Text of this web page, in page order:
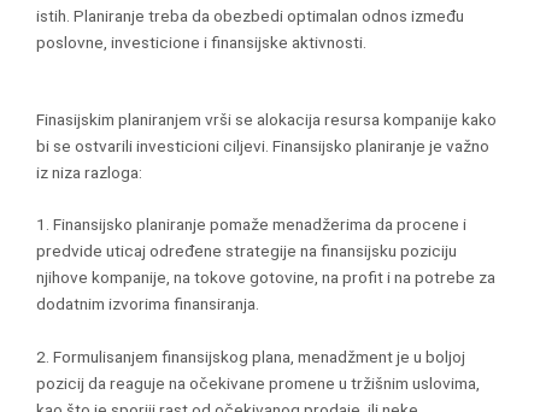
istih. Planiranje treba da obezbedi optimalan odnos između
poslovne, investicione i finansijske aktivnosti.
Finasijskim planiranjem vrši se alokacija resursa kompanije kako
bi se ostvarili investicioni ciljevi. Finansijsko planiranje je važno
iz niza razloga:
1. Finansijsko planiranje pomaže menadžerima da procene i
predvide uticaj određene strategije na finansijsku poziciju
njihove kompanije, na tokove gotovine, na profit i na potrebe za
dodatnim izvorima finansiranja.
2. Formulisanjem finansijskog plana, menadžment je u boljoj
pozicij da reaguje na očekivane promene u tržišnim uslovima,